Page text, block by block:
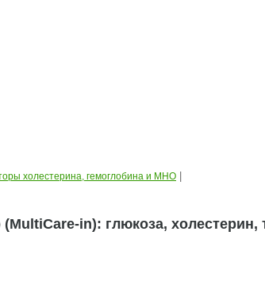
холестерина, гемоглобина и МНО
in): глюкоза,